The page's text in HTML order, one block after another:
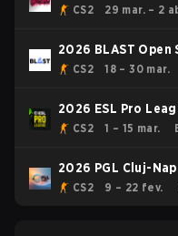
CS2 29 mar. – 2
2026 BLAST
CS2 18 – 30 mar.
2026 ESL Pro
CS2 1 – 15 mar.
2026 PGL Cluj-
CS2 9 – 22 fev.